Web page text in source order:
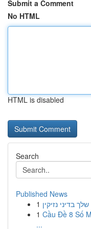
Submit a Comment
No HTML
HTML is disabled
Search
Published News
1 בדיני נזיקין
1 Cầu Đề 8 Số
...